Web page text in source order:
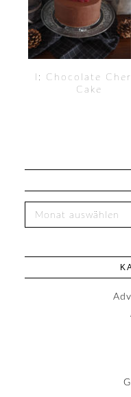
l: Chocolate
Cake